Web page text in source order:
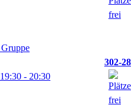
302-28
19:30 - 20:30